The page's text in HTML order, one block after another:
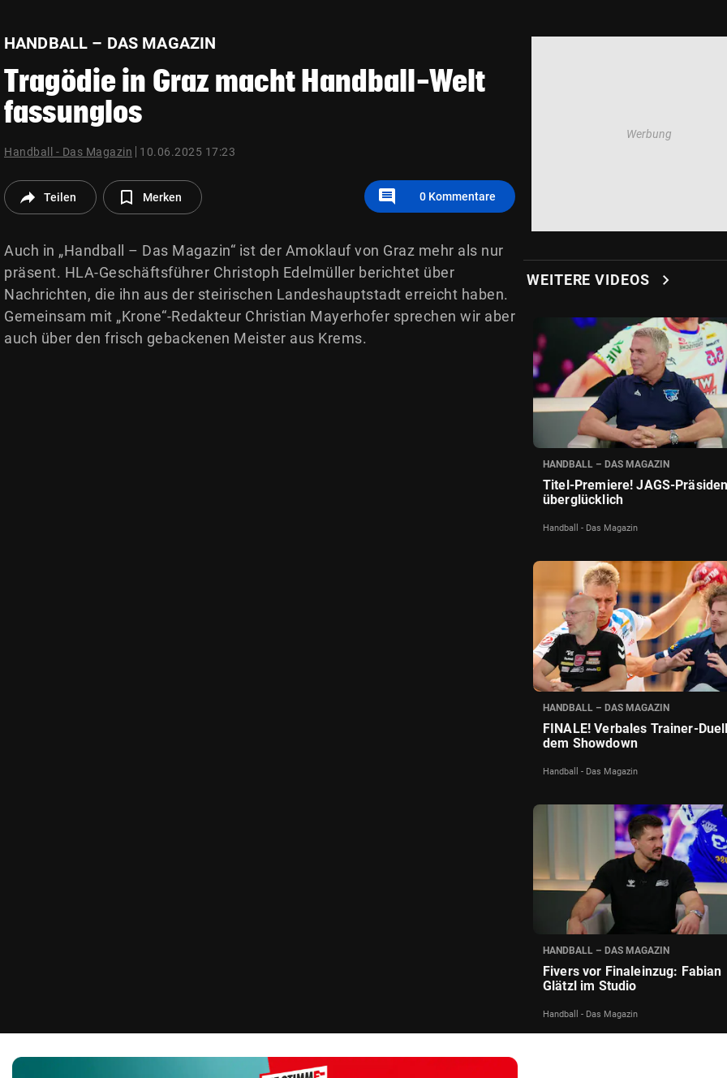
HANDBALL – DAS MAGAZIN
Tragödie in Graz macht Handball-Welt
fassunglos
Handball - Das Magazin 10.06.2025 17:23
Teilen Merken comment 0 Kommentare
Auch in „Handball – Das Magazin“ ist der Amoklauf von Graz mehr als nur
präsent. HLA-Geschäftsführer Christoph Edelmüller berichtet über
Nachrichten, die ihn aus der steirischen Landeshauptstadt erreicht haben.
Gemeinsam mit „Krone“-Redakteur Christian Mayerhofer sprechen wir aber
auch über den frisch gebackenen Meister aus Krems.
WEITERE VIDEOS chevron_right
HANDBALL – DAS MAGAZIN
Titel-Premiere! JAGS-
überglücklich
Handball - Das Magazin
HANDBALL – DAS MAGAZIN
FINALE! Verbales Trainer-
dem Showdown
Handball - Das Magazin
HANDBALL – DAS MAGAZIN
Fivers vor Finaleinzug: Fabian
Glätzl im Studio
Handball - Das Magazin